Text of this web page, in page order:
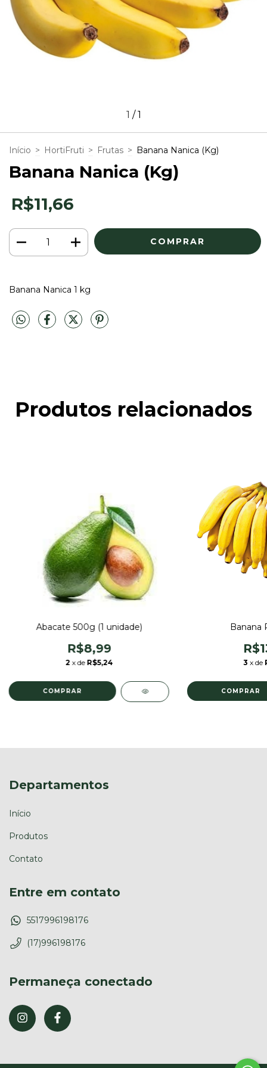
1 /1
Início > HortiFruti > Frutas > Banana Nanica (Kg)
Banana Nanica (Kg)
R$11,66
Banana Nanica 1 kg
Produtos relacionados
Abacate 500g (1 unidade)
R$8,99
2 x de R$5,24
Banana
3 x de
Departamentos
Início
Produtos
Contato
Entre em contato
5517996198176
(17)996198176
Permaneça conectado